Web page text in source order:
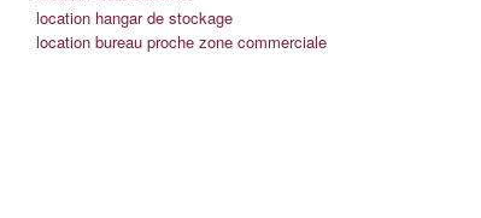
location hangar de stockage
location bureau proche zone commerciale